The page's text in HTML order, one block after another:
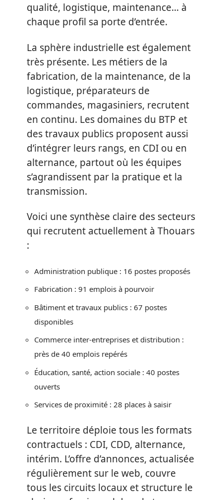
qualité, logistique, maintenance… à
chaque profil sa porte d’entrée.
La sphère industrielle est également
très présente. Les métiers de la
fabrication, de la maintenance, de la
logistique, préparateurs de
commandes, magasiniers, recrutent
en continu. Les domaines du BTP et
des travaux publics proposent aussi
d’intégrer leurs rangs, en CDI ou en
alternance, partout où les équipes
s’agrandissent par la pratique et la
transmission.
Voici une synthèse claire des secteurs
qui recrutent actuellement à Thouars
:
Administration publique : 16 postes proposés
Fabrication : 91 emplois à pourvoir
Bâtiment et travaux publics : 67 postes
disponibles
Commerce inter-entreprises et distribution :
près de 40 emplois repérés
Éducation, santé, action sociale : 40 postes
ouverts
Services de proximité : 28 places à saisir
Le territoire déploie tous les formats
contractuels : CDI, CDD, alternance,
intérim. L’offre d’annonces, actualisée
régulièrement sur le web, couvre
tous les circuits locaux et structure le